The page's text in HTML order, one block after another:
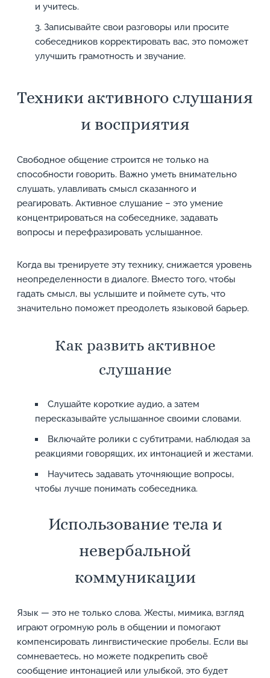
и учитесь.
Записывайте свои разговоры или просите
собеседников корректировать вас, это поможет
улучшить грамотность и звучание.
Техники активного слушания
и восприятия
Свободное общение строится не только на
способности говорить. Важно уметь внимательно
слушать, улавливать смысл сказанного и
реагировать. Активное слушание – это умение
концентрироваться на собеседнике, задавать
вопросы и перефразировать услышанное.
Когда вы тренируете эту технику, снижается уровень
неопределенности в диалоге. Вместо того, чтобы
гадать смысл, вы услышите и поймете суть, что
значительно поможет преодолеть языковой барьер.
Как развить активное
слушание
Слушайте короткие аудио, а затем
пересказывайте услышанное своими словами.
Включайте ролики с субтитрами, наблюдая за
реакциями говорящих, их интонацией и жестами.
Научитесь задавать уточняющие вопросы,
чтобы лучше понимать собеседника.
Использование тела и
невербальной
коммуникации
Язык — это не только слова. Жесты, мимика, взгляд
играют огромную роль в общении и помогают
компенсировать лингвистические пробелы. Если вы
сомневаетесь, но можете подкрепить своё
сообщение интонацией или улыбкой, это будет